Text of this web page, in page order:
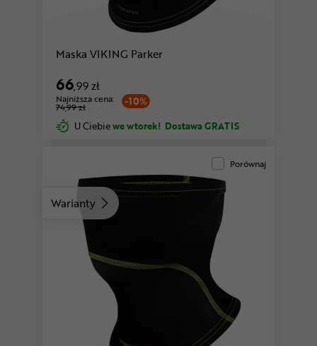
Maska VIKING Parker
66,99 zł
-10%
Najniższa cena:
74,99 zł
U Ciebiewe wtorek! Dostawa GRATIS
Warianty
Porównaj